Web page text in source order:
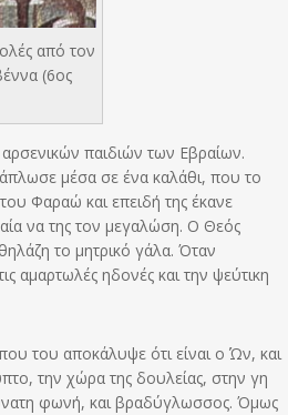
από τον
(6ος
παιδιών των Εβραίων.
μέσα σε ένα καλάθι, που το
Φαραώ και επειδή της έκανε
να της τον μεγαλώση. Ο Θεός
το μητρικό γάλα. Όταν
αμαρτωλές ηδονές και την ψεύτικη
του αποκάλυψε ότι είναι ο Ών, και
την χώρα της δουλείας, στην γη
φωνή, και βραδύγλωσσος. Όμως